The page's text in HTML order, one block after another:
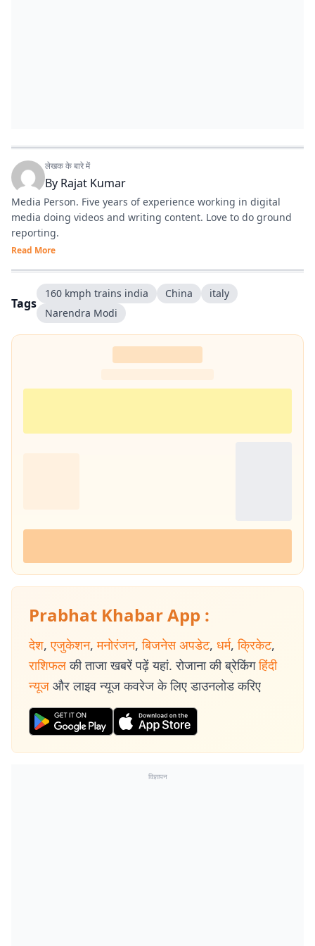
लेखक के बारे में
By Rajat Kumar
Media Person. Five years of experience working in digital
media doing videos and writing content. Love to do ground
reporting.
Read More
Tags
160 kmph trains india China
italy
Narendra Modi
Prabhat Khabar App :
देश, एजुकेशन, मनोरंजन, बिजनेस अपडेट, धर्म, क्रिकेट,
राशिफल की ताजा खबरें पढ़ें यहां. रोजाना की ब्रेकिंग हिंदी
न्यूज और लाइव न्यूज कवरेज के लिए डाउनलोड करिए
विज्ञापन